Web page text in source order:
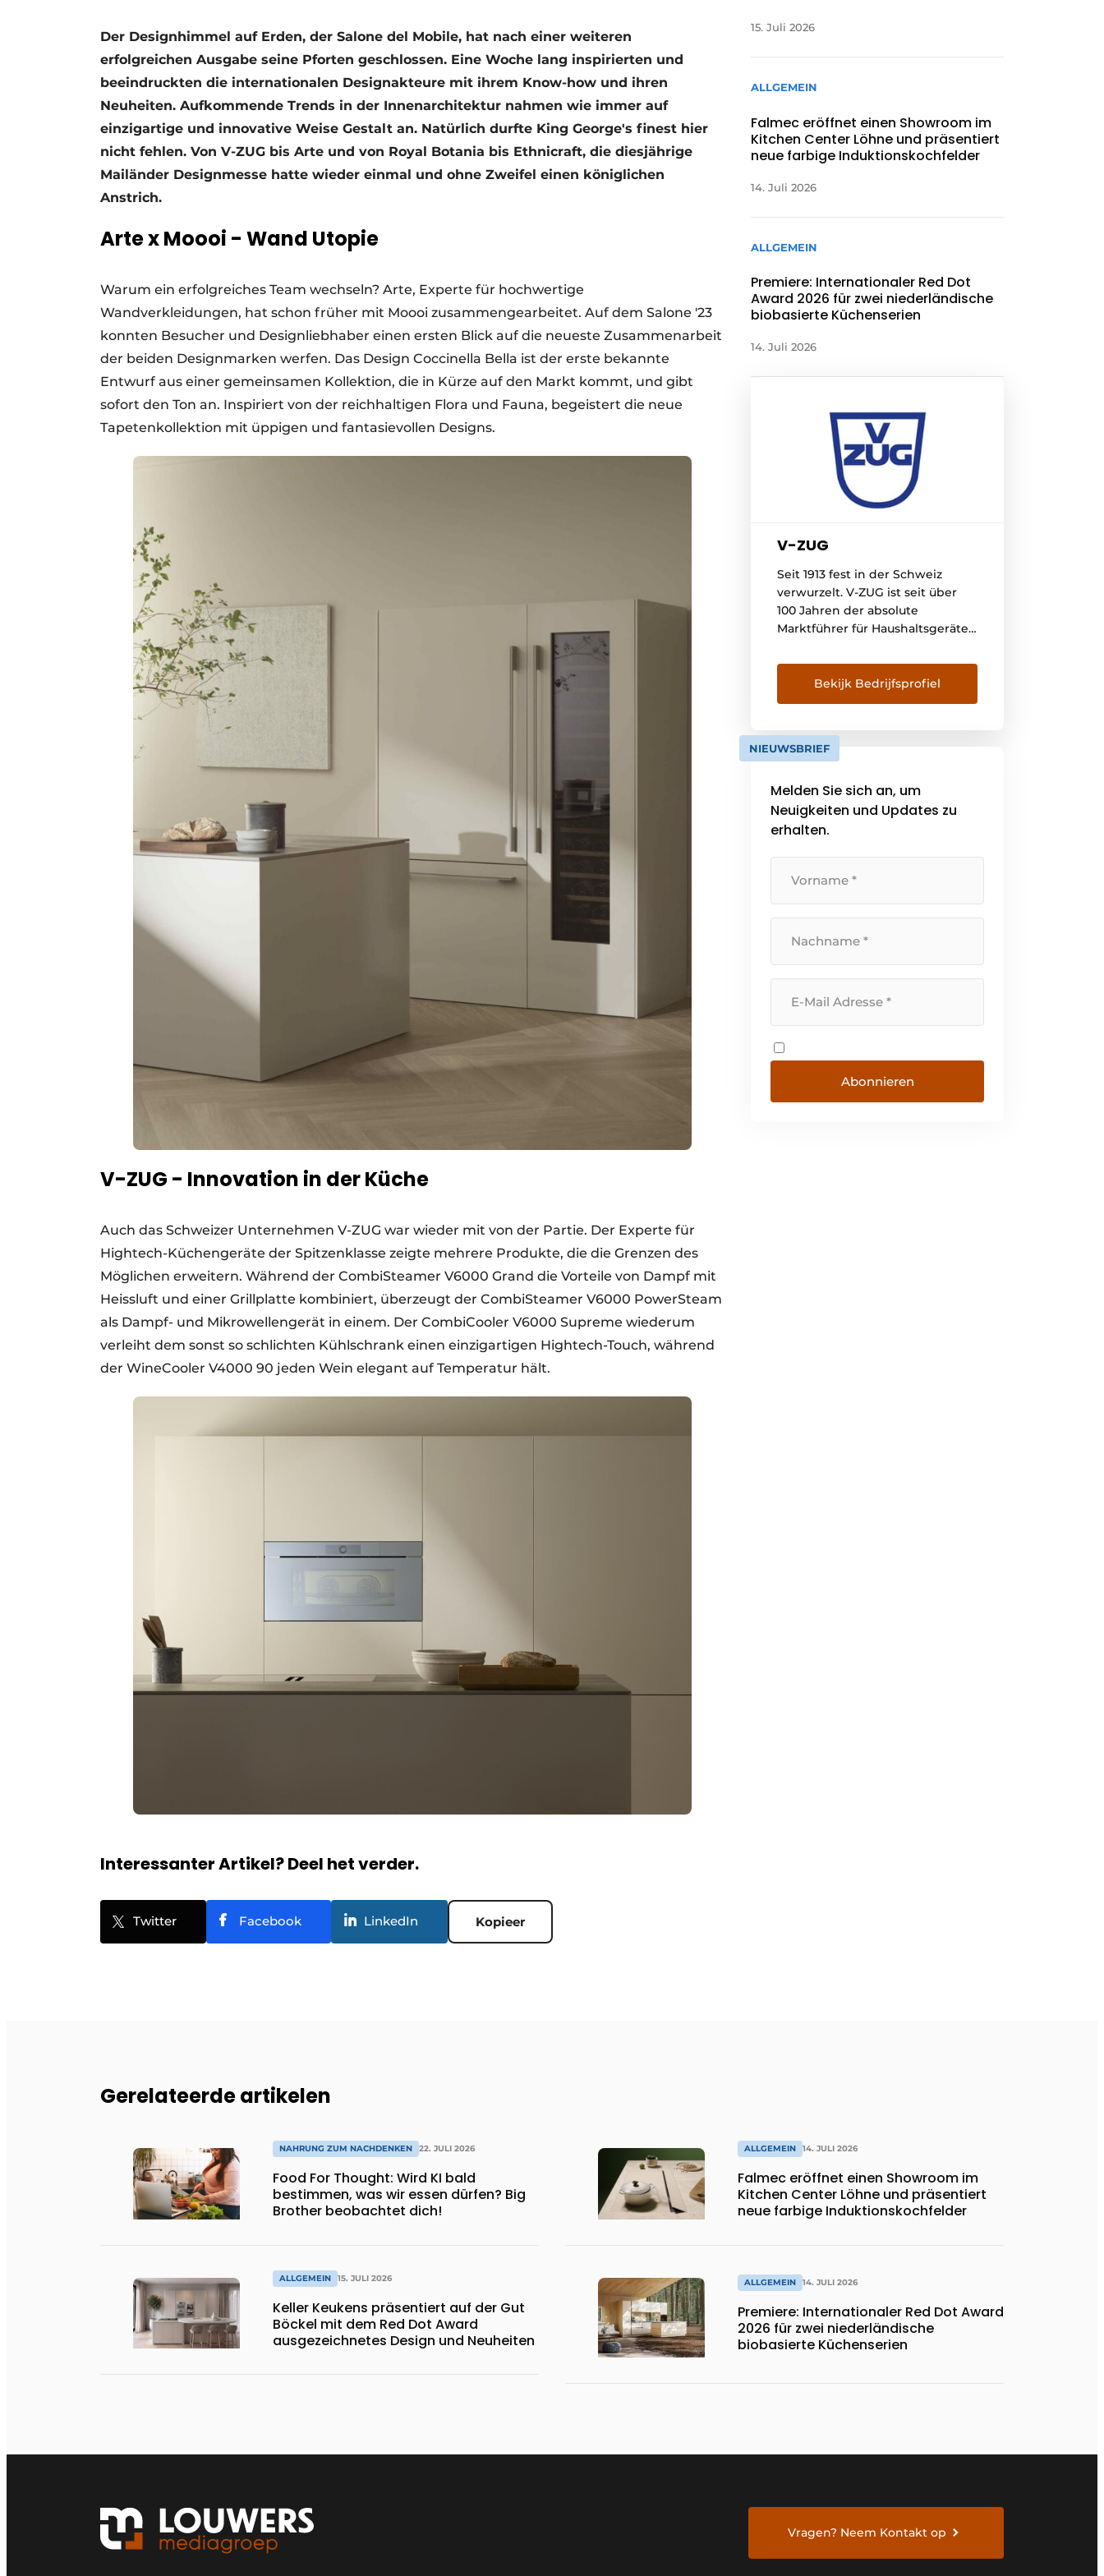
Offene Stellen
Videos
Der Designhimmel auf Erden, der Salone del Mobile, hat nach einer weiteren
erfolgreichen Ausgabe seine Pforten geschlossen. Eine Woche lang inspirierten und
beeindruckten die internationalen Designakteure mit ihrem Know-how und ihren
Neuheiten. Aufkommende Trends in der Innenarchitektur nahmen wie immer auf
einzigartige und innovative Weise Gestalt an. Natürlich durfte King George's finest hier
nicht fehlen. Von V-ZUG bis Arte und von Royal Botania bis Ethnicraft, die diesjährige
Mailänder Designmesse hatte wieder einmal und ohne Zweifel einen königlichen
Anstrich.
Arte x Moooi - Wand Utopie
Warum ein erfolgreiches Team wechseln? Arte, Experte für hochwertige
Wandverkleidungen, hat schon früher mit Moooi zusammengearbeitet. Auf dem Salone '23
konnten Besucher und Designliebhaber einen ersten Blick auf die neueste Zusammenarbeit
der beiden Designmarken werfen. Das Design Coccinella Bella ist der erste bekannte
Entwurf aus einer gemeinsamen Kollektion, die in Kürze auf den Markt kommt, und gibt
sofort den Ton an. Inspiriert von der reichhaltigen Flora und Fauna, begeistert die neue
Tapetenkollektion mit üppigen und fantasievollen Designs.
V-ZUG - Innovation in der Küche
Auch das Schweizer Unternehmen V-ZUG war wieder mit von der Partie. Der Experte für
Hightech-Küchengeräte der Spitzenklasse zeigte mehrere Produkte, die die Grenzen des
Möglichen erweitern. Während der CombiSteamer V6000 Grand die Vorteile von Dampf mit
Heissluft und einer Grillplatte kombiniert, überzeugt der CombiSteamer V6000 PowerSteam
als Dampf- und Mikrowellengerät in einem. Der CombiCooler V6000 Supreme wiederum
verleiht dem sonst so schlichten Kühlschrank einen einzigartigen Hightech-Touch, während
der WineCooler V4000 90 jeden Wein elegant auf Temperatur hält.
Interessanter Artikel? Deel het verder.
Twitter Facebook LinkedIn Kopieer
15. Juli 2026
ALLGEMEIN
Falmec eröffnet einen Showroom im
Kitchen Center Löhne und präsentiert
neue farbige Induktionskochfelder
14. Juli 2026
ALLGEMEIN
Premiere: Internationaler Red Dot
Award 2026 für zwei niederländische
biobasierte Küchenserien
14. Juli 2026
V-ZUG
Seit 1913 fest in der Schweiz
verwurzelt. V-ZUG ist seit über
100 Jahren der absolute
Marktführer für Haushaltsgeräte
entwickelt und produziert das
Unternehmen im Herzen der
Schweiz innovative Geräte von
Küche und Waschküche. Die
Geräte richten sich nicht nur an
Bekijk Bedrijfsprofiel
NIEUWSBRIEF
Melden Sie sich an, um
Neuigkeiten und Updates zu
erhalten.
Abonnieren
Gerelateerde artikelen
NAHRUNG ZUM NACHDENKEN 22. JULI 2026
Food For Thought: Wird KI bald
bestimmen, was wir essen dürfen? Big
Brother beobachtet dich!
ALLGEMEIN 15. JULI 2026
Keller Keukens präsentiert auf der Gut
Böckel mit dem Red Dot Award
ausgezeichnetes Design und Neuheiten
ALLGEMEIN 14. JULI 2026
Falmec eröffnet einen Showroom im
Kitchen Center Löhne und präsentiert
neue farbige Induktionskochfelder
ALLGEMEIN 14. JULI 2026
Premiere: Internationaler Red Dot Award
2026 für zwei niederländische
biobasierte Küchenserien
Vragen? Neem Kontakt op